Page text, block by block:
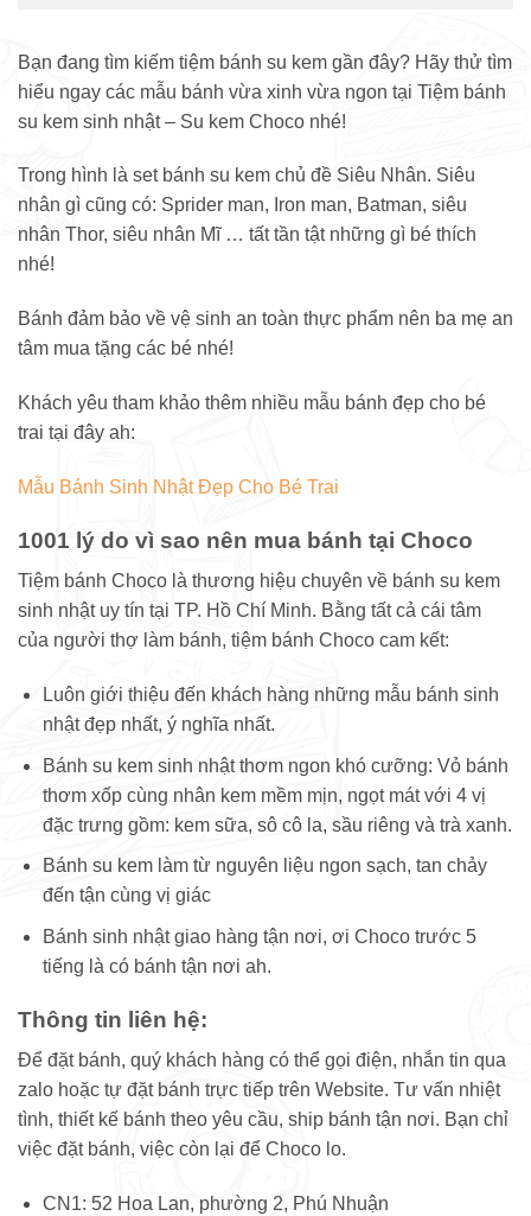
Bạn đang tìm kiếm tiệm bánh su kem gần đây? Hãy thử tìm
hiểu ngay các mẫu bánh vừa xinh vừa ngon tại Tiệm bánh
su kem sinh nhật – Su kem Choco nhé!
Trong hình là set bánh su kem chủ đề Siêu Nhân. Siêu
nhân gì cũng có: Sprider man, Iron man, Batman, siêu
nhân Thor, siêu nhân Mĩ … tất tần tật những gì bé thích
nhé!
Bánh đảm bảo về vệ sinh an toàn thực phẩm nên ba mẹ an
tâm mua tặng các bé nhé!
Khách yêu tham khảo thêm nhiều mẫu bánh đẹp cho bé
trai tại đây ah:
Mẫu Bánh Sinh Nhật Đẹp Cho Bé Trai
1001 lý do vì sao nên mua bánh tại Choco
Tiệm bánh Choco là thương hiệu chuyên về bánh su kem
sinh nhật uy tín tại TP. Hồ Chí Minh. Bằng tất cả cái tâm
của người thợ làm bánh, tiệm bánh Choco cam kết:
Luôn giới thiệu đến khách hàng những mẫu bánh sinh
nhật đẹp nhất, ý nghĩa nhất.
Bánh su kem sinh nhật thơm ngon khó cưỡng: Vỏ bánh
thơm xốp cùng nhân kem mềm mịn, ngọt mát với 4 vị
đặc trưng gồm: kem sữa, sô cô la, sầu riêng và trà xanh.
Bánh su kem làm từ nguyên liệu ngon sạch, tan chảy
đến tận cùng vị giác
Bánh sinh nhật giao hàng tận nơi, ơi Choco trước 5
tiếng là có bánh tận nơi ah.
Thông tin liên hệ:
Để đặt bánh, quý khách hàng có thể gọi điện, nhắn tin qua
zalo hoặc tự đặt bánh trực tiếp trên Website. Tư vấn nhiệt
tình, thiết kế bánh theo yêu cầu, ship bánh tận nơi. Bạn chỉ
việc đặt bánh, việc còn lại để Choco lo.
CN1: 52 Hoa Lan, phường 2, Phú Nhuận